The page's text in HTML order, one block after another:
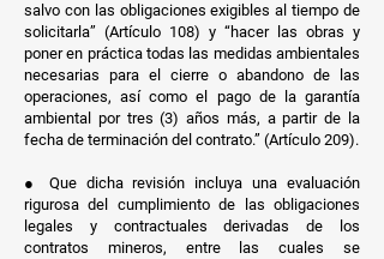
salvo con las obligaciones exigibles al tiempo de
solicitarla” (Artículo 108) y “hacer las obras y
poner en práctica todas las medidas ambientales
necesarias para el cierre o abandono de las
operaciones, así como el pago de la garantía
ambiental por tres (3) años más, a partir de la
fecha de terminación del contrato.” (Artículo 209).
● Que dicha revisión incluya una evaluación
rigurosa del cumplimiento de las obligaciones
legales y contractuales derivadas de los
contratos mineros, entre las cuales se